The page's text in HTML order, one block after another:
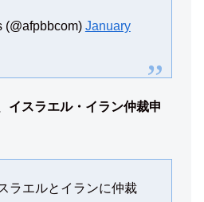
January
イスラエル・イラン仲裁申
ラエルとイランに仲裁